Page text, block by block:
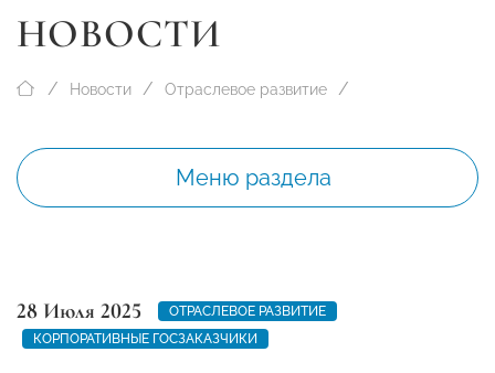
НОВОСТИ
Новости Отраслевое развитие
Меню раздела
28 Июля 2025
ОТРАСЛЕВОЕ РАЗВИТИЕ
КОРПОРАТИВНЫЕ ГОСЗАКАЗЧИКИ